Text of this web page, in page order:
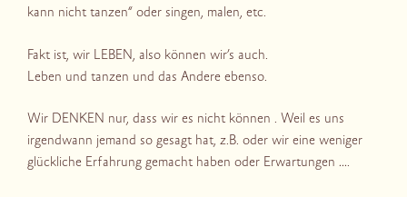
kann nicht tanzen“ oder singen, malen, etc.
Fakt ist, wir LEBEN, also können wir’s auch.
Leben und tanzen und das Andere ebenso.
Wir DENKEN nur, dass wir es nicht können . Weil es uns
irgendwann jemand so gesagt hat, z.B. oder wir eine weniger
glückliche Erfahrung gemacht haben oder Erwartungen ….